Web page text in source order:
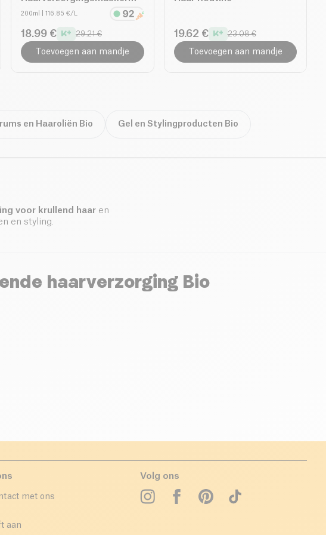
bio
200ml | 116.85 €/L
18.99 € 29.21 €
Toevoegen aan mandje
19.62 € 23.08 €
Toevoegen aan mandje
en Haaroliën Bio Gel en Stylingproducten Bio
voor krullend haar en
en styling.
haarverzorging Bio
met ons
aan
Volg ons